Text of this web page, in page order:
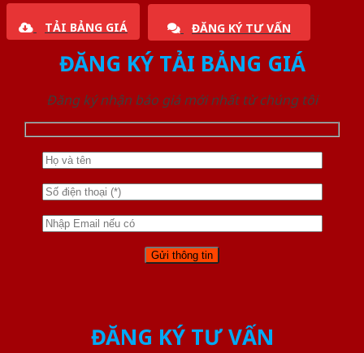
TẢI BẢNG GIÁ ĐĂNG KÝ TƯ VẤN
ĐĂNG KÝ TẢI BẢNG GIÁ
Đăng ký nhận báo giá mới nhất từ chúng tôi
ĐĂNG KÝ TƯ VẤN